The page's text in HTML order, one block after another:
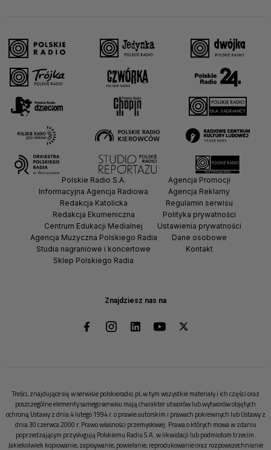
Znajdziesz nas na
Polskie Radio S.A.
Informacyjna Agencja Radiowa
Redakcja Katolicka
Redakcja Ekumeniczna
Centrum Edukacji Medialnej
Agencja Muzyczna Polskiego Radia
Studia nagraniowe i koncertowe
Sklep Polskiego Radia
Agencja Promocji
Agencja Reklamy
Regulamin serwisu
Polityka prywatności
Ustawienia prywatności
Dane osobowe
Kontakt
Treści, znajdujące się w serwisie polskieradio.pl, w tym wszystkie materiały i ich części oraz
poszczególne elementy samego serwisu mają charakter utworów lub wytworów objętych
ochroną Ustawy z dnia 4 lutego 1994 r. o prawie autorskim i prawach pokrewnych lub Ustawy z
dnia 30 czerwca 2000 r. Prawo własności przemysłowej. Prawa o których mowa w zdaniu
poprzedzającym przysługują Polskiemu Radiu S.A. w likwidacji lub podmiotom trzecim.
Jakiekolwiek kopiowanie, zapisywanie, powielanie, reprodukowanie oraz rozpowszechnianie